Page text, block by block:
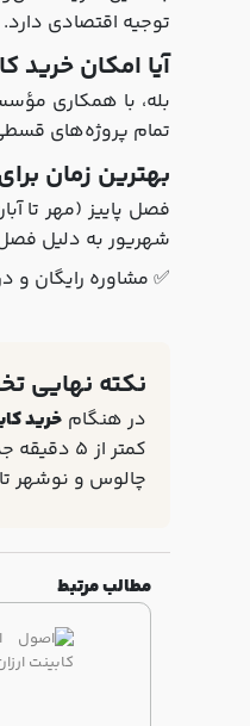
توجیه اقتصادی دارد.
آیا امکان خرید
بله، با همکاری
تمام پروژه‌های
بهترین زمان
فصل پاییز (مهر تا
شهریور به دلیل
✅ مشاوره رایگان و
نکته نهایی
در هنگام خرید
چالوس و نوشهر تا 15 سال بدون تغییر شکل نگه می‌دارد.
مطالب مرتبط